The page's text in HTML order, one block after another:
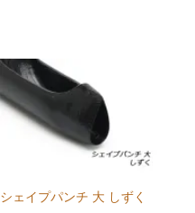
シェイプパンチ 大 しずく